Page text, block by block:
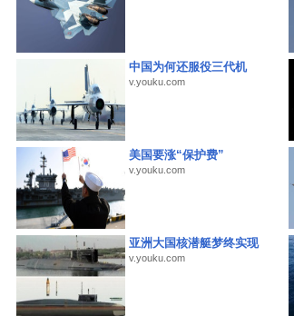
中国为何还服役三代机
v.youku.com
美国要涨“保护费”
v.youku.com
亚洲大国核潜艇梦终实现
v.youku.com